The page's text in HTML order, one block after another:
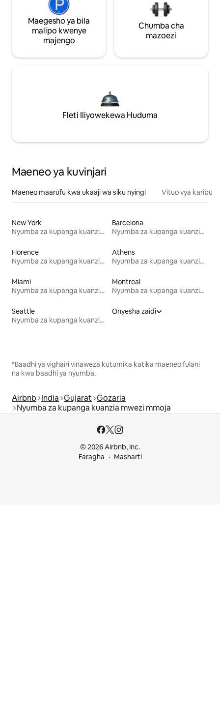
Maegesho ya bila
malipo kwenye
majengo
Chumba cha
mazoezi
Fleti Iliyowekewa Huduma
Maeneo ya kuvinjari
Maeneo maarufu kwa ukaaji wa siku nyingi Vituo vya karibu
New York
Nyumba za kupanga kuanzia mwezi mmoja
Barcelona
Nyumba za kupanga kuanzia mwezi mmoja
Florence
Nyumba za kupanga kuanzia mwezi mmoja
Athens
Nyumba za kupanga kuanzia mwezi mmoja
Miami
Nyumba za kupanga kuanzia mwezi mmoja
Montreal
Nyumba za kupanga kuanzia mwezi mmoja
Seattle
Nyumba za kupanga kuanzia mwezi mmoja
Onyesha zaidi
*Baadhi ya vighairi vinaweza kutumika katika maeneo fulani
na kwa baadhi ya nyumba.
Airbnb India Gujarat Gozaria
Nyumba za kupanga kuanzia mwezi mmoja
© 2026 Airbnb, Inc.
Faragha
Masharti